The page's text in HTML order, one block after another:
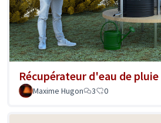
Récupérateur d'eau de
Maxime Hugon
3 0